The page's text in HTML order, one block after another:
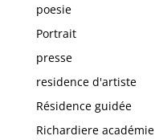
poesie
Portrait
presse
residence d'artiste
Résidence guidée
Richardiere académie